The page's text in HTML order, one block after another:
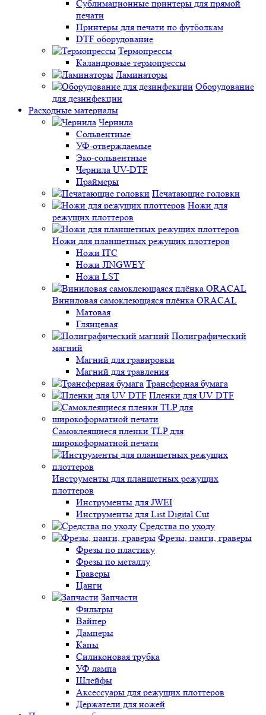
Сублимационные принтеры для прямой
печати
Принтеры для печати по футболкам
DTF оборудование
Термопрессы
Каландровые термопрессы
Ламинаторы
Оборудование
для дезинфекции
Расходные материалы
Чернила
Сольвентные
УФ-отверждаемые
Эко-сольвентные
Чернила UV-DTF
Праймеры
Печатающие головки
Ножи для
режущих плоттеров
Ножи для планшетных режущих плоттеров
Ножи ITC
Ножи JINGWEY
Ножи LST
Виниловая самоклеющаяся плёнка ORACAL
Матовая
Глянцевая
Полиграфический
магний
Магний для гравировки
Магний для травления
Трансферная бумага
Пленки для UV DTF
Самоклеящиеся пленки TLP для
широкоформатной печати
Инструменты для планшетных режущих
плоттеров
Инструменты для JWEI
Инструменты для List Digital Cut
Средства по уходу
Фрезы, цанги, граверы
Фрезы по пластику
Фрезы по металлу
Граверы
Цанги
Запчасти
Фильтры
Вайпер
Дамперы
Капы
Силиконовая трубка
УФ лампа
Шлейфы
Аксессуары для режущих плоттеров
Держатели для ножей